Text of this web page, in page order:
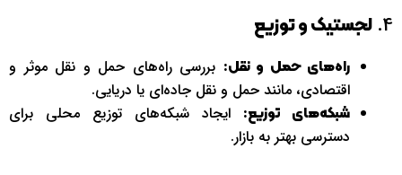
4. لجستیک و توزیع
راه‌های حمل و نقل: بررسی راه‌های حمل و نقل موثر و
اقتصادی، مانند حمل و نقل جاده‌ای یا دریایی.
شبکه‌های توزیع: ایجاد شبکه‌های توزیع محلی برای
دسترسی بهتر به بازار.